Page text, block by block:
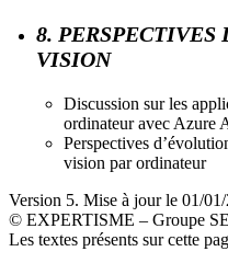
8. PERSPECTIVES
VISION
Discussion sur les
ordinateur avec Azure
Perspectives
vision par ordinateur
Version 5. Mise à jour le 01/
© EXPERTISME – Groupe
Les textes présents sur cette